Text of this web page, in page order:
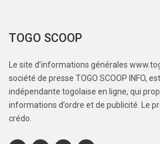
TOGO SCOOP
Le site d’informations générales
société de presse TOGO SCOOP INFO,
indépendante togolaise en ligne, qui
informations d’ordre et de publicité. Le
crédo.